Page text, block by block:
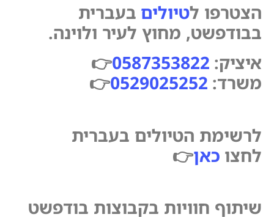
הצטרפו לטיולים בעברית
בבודפשט, מחוץ לעיר ולוינה.
איציק: 0587353822
👉
משרד: 0529025252
👉
לרשימת הטיולים בעברית
לחצו כאן👉
שיתוף חוויות בקבוצות בודפשט